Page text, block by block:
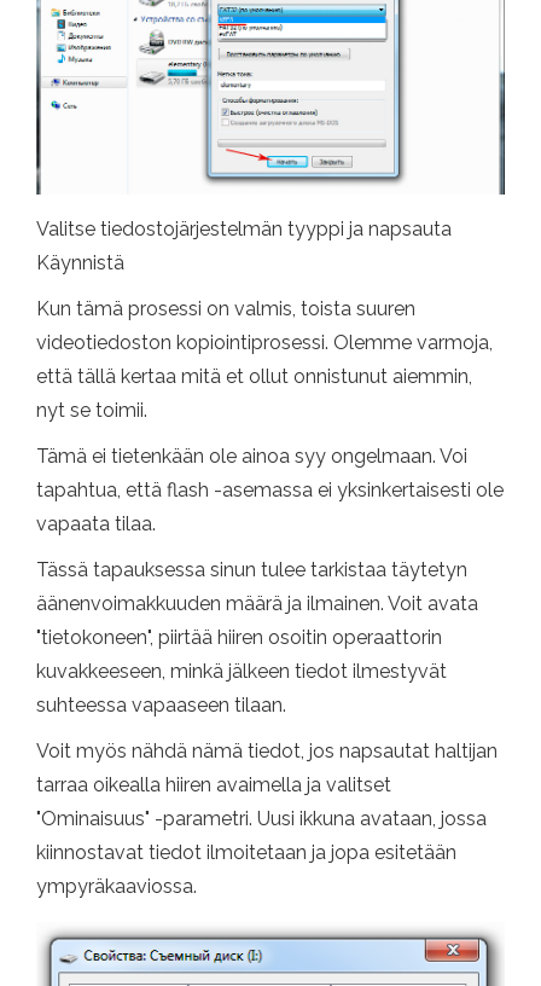
Valitse tiedostojärjestelmän tyyppi ja napsauta
Käynnistä
Kun tämä prosessi on valmis, toista suuren
videotiedoston kopiointiprosessi. Olemme varmoja,
että tällä kertaa mitä et ollut onnistunut aiemmin,
nyt se toimii.
Tämä ei tietenkään ole ainoa syy ongelmaan. Voi
tapahtua, että flash -asemassa ei yksinkertaisesti ole
vapaata tilaa.
Tässä tapauksessa sinun tulee tarkistaa täytetyn
äänenvoimakkuuden määrä ja ilmainen. Voit avata
"tietokoneen", piirtää hiiren osoitin operaattorin
kuvakkeeseen, minkä jälkeen tiedot ilmestyvät
suhteessa vapaaseen tilaan.
Voit myös nähdä nämä tiedot, jos napsautat haltijan
tarraa oikealla hiiren avaimella ja valitset
"Ominaisuus" -parametri. Uusi ikkuna avataan, jossa
kiinnostavat tiedot ilmoitetaan ja jopa esitetään
ympyräkaaviossa.